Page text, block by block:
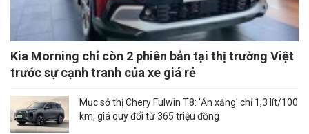
Kia Morning chỉ còn 2 phiên bản tại thị trường Việt
trước sự cạnh tranh của xe giá rẻ
Mục sở thị Chery Fulwin T8: 'Ăn xăng' chỉ 1,3 lít/100
km, giá quy đổi từ 365 triệu đồng